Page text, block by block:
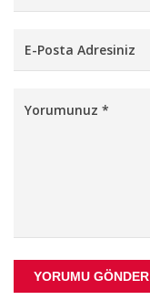
YORUMU GÖNDER